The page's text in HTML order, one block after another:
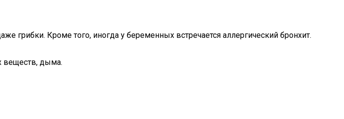
грибки. Кроме того, иногда у беременных встречается аллергический бронхит.
веществ, дыма.